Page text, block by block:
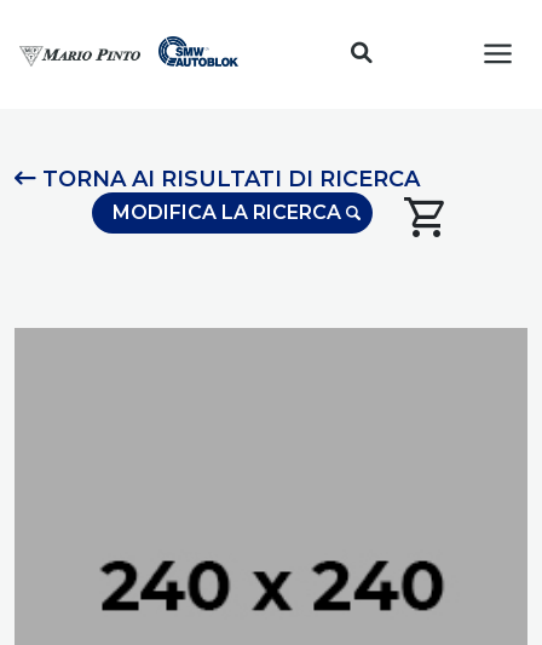
TORNA AI RISULTATI DI RICERCA
MODIFICA LA RICERCA shopping_cart